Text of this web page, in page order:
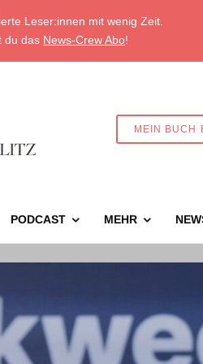
Leser:innen mit wenig Zeit.
du das News-Crew Abo!
MEIN BUCH
PODCAST MEHR